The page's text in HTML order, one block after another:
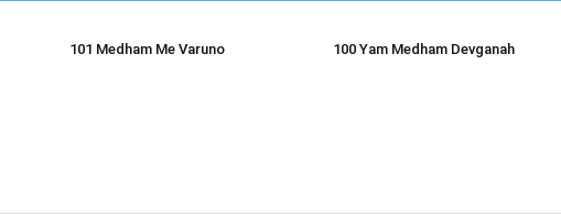
101 Medham Me Varuno 100 Yam Medham Devganah